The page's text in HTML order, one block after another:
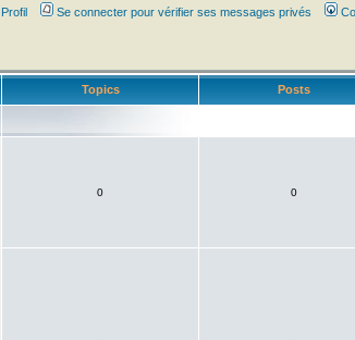
Profil Se connecter pour vérifier ses messages privés
Topics Posts
0 0